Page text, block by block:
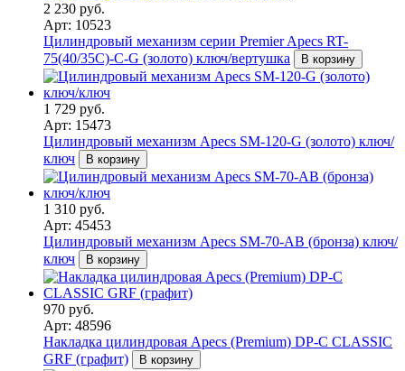
2 230 руб.
Арт: 10523
Цилиндровый механизм серии Premier Apecs RT-
75(40/35C)-C-G (золото) ключ/вертушка
В корзину
1 729 руб.
Арт: 15473
Цилиндровый механизм Apecs SM-120-G (золото) ключ/
ключ
В корзину
1 310 руб.
Арт: 45453
Цилиндровый механизм Apecs SM-70-AB (бронза) ключ/
ключ
В корзину
970 руб.
Арт: 48596
Накладка цилиндровая Apecs (Premium) DP-C CLASSIC
GRF (графит)
В корзину